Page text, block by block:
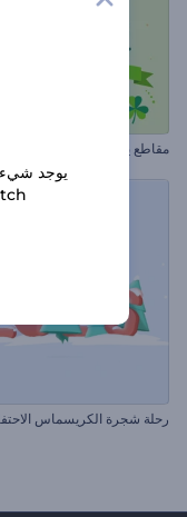
مقاطع يوم القديس باتريك
رحلة شجرة الكريسماس